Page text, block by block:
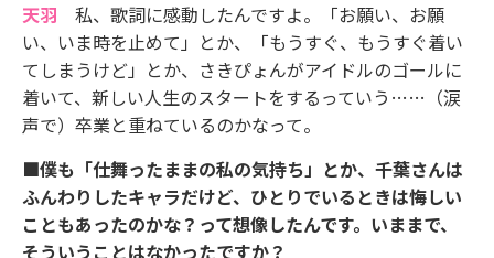
天羽 私、歌詞に感動したんですよ。「お願い、お願
い、いま時を止めて」とか、「もうすぐ、もうすぐ着い
てしまうけど」とか、さきぴょんがアイドルのゴールに
着いて、新しい人生のスタートをするっていう……（涙
声で）卒業と重ねているのかなって。
■僕も「仕舞ったままの私の気持ち」とか、千葉さんは
ふんわりしたキャラだけど、ひとりでいるときは悔しい
こともあったのかな？って想像したんです。いままで、
そういうことはなかったですか？